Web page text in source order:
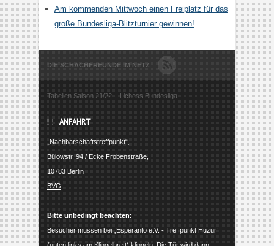
Am kommenden Mittwoch einen Freiplatz für das
große Bundesliga-Blitzturnier gewinnen!
DIE SCHACHFREUNDE IM NETZ
Tabellen Saison 21/22 Lichess Bundesliga
ANFAHRT
„Nachbarschaftstreffpunkt“,
Bülowstr. 94 / Ecke Frobenstraße,
10783 Berlin
BVG
Bitte unbedingt beachten:
Besucher müssen bei „Esperanto e.V. - Treffpunkt Huzur“